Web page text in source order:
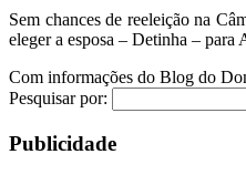
Sem chances de reeleição na
eleger a esposa – Detinha –
Com informações do Blog do
Pesquisar por:
Publicidade